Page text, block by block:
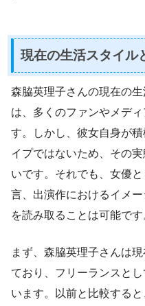
現在の生活スタイル
森脇英理子さんの現在の
は、多くのファンやメデ
す。しかし、彼女自身が
イプではないため、その
いです。それでも、女優
言、出演作におけるイメ
を読み取ることは可能です
まず、森脇英理子さんは
ており、フリーランスと
います。以前と比較する